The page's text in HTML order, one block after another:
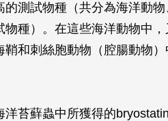
測試物種（共分為海洋動物
種）。在這些海洋動物中
和刺絲胞動物（腔腸動物
苔蘚蟲中所獲得的